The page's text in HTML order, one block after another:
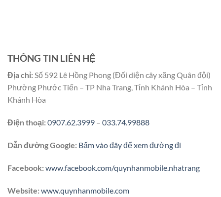
THÔNG TIN LIÊN HỆ
Địa chỉ:Số 592 Lê Hồng Phong (Đối diện cây xăng Quân đội)
Phường Phước Tiến – TP Nha Trang, Tỉnh Khánh Hòa – Tỉnh
Khánh Hòa
Điện thoại:0907.62.3999 – 033.74.99888
Dẫn đường Google: Bấm vào đây để xem đường đi
Facebook:www.facebook.com/quynhanmobile.nhatrang
Website:www.quynhanmobile.com